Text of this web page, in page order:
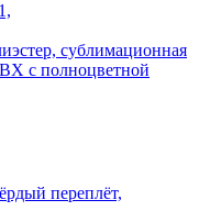
сублимационная
с полноцветной